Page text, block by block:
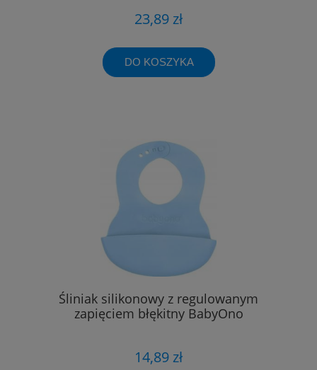
23,89 zł
DO KOSZYKA
Śliniak silikonowy z regulowanym
zapięciem błękitny BabyOno
14,89 zł